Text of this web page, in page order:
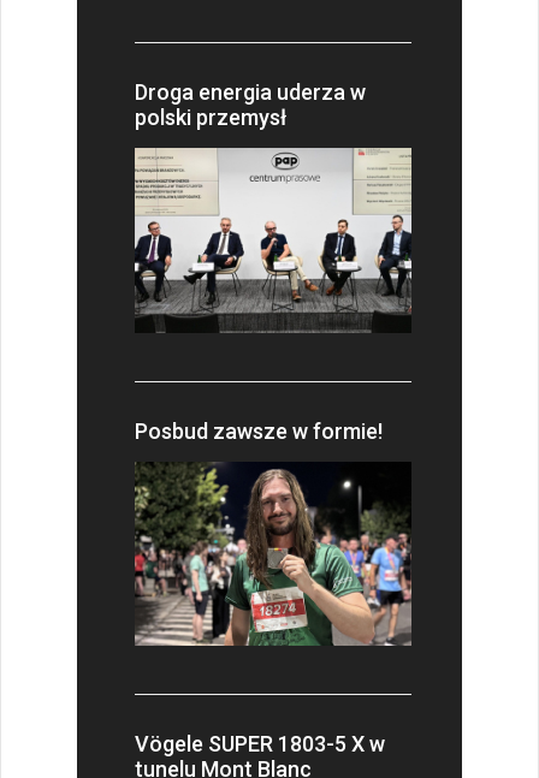
Droga energia uderza w
polski przemysł
Posbud zawsze w formie!
Vögele SUPER 1803-5 X w
tunelu Mont Blanc